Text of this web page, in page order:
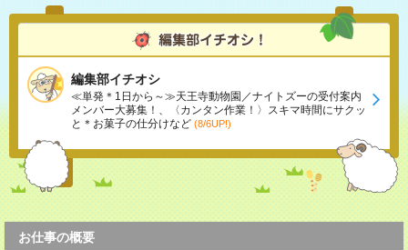
編集部イチオシ
≪単発＊1日から～≫天王寺動物園／ナイトズーの受付案内
メンバー大募集！、〈カンタン作業！〉スキマ時間にサクッ
と＊お菓子の仕分けなど (8/6UP!)
お仕事の概要